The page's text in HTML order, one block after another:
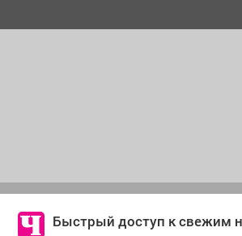
Быстрый доступ к свежим
согласие на обработку файлов cookie,